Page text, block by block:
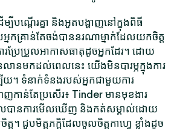
ម្បីបណ្តើរគ្នា និងអួតបង្ហាញនៅក្នុងពិធី
កគ្រាន់តែចង់បាននរណាម្នាក់ដែលយកចិត្ត
រប្រែប្រួលអាកាសធាតុដូចអ្នកដែរ។ ដោយ
លានមកដល់ពេលនេះ យើងមិនបារម្ភក្នុងការ
យ។ ទំនាក់ទំនងរបស់អ្នកជាមួយការ
ាន់តែប្រសើរ៖ Tinder មានមុខងារ
បានការមើលឃើញ និងកត់សម្គាល់ដោយ
។ ជួបមិត្តភក្តិដែលចូលចិត្តកាហ្វេ ខ្លាំងដូច